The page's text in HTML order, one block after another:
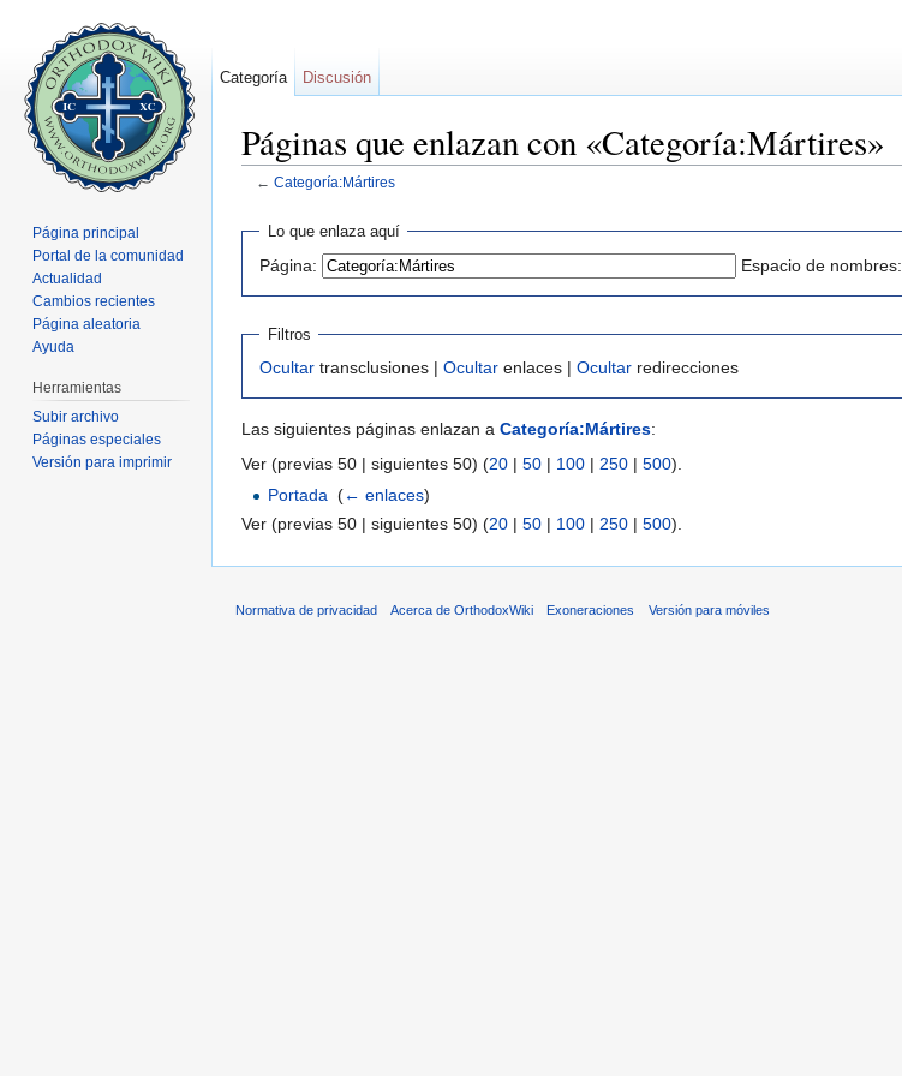
Páginas que enlazan con «Categoría:Mártires»
← Categoría:Mártires
Lo que enlaza aquí
Página: Espacio de nombres:
Filtros
Ocultar transclusiones | Ocultar enlaces | Ocultar redirecciones
Las siguientes páginas enlazan a Categoría:Mártires:
Ver (previas 50 | siguientes 50) (20 | 50 | 100 | 250 | 500).
Portada ‎(← enlaces)
Ver (previas 50 | siguientes 50) (20 | 50 | 100 | 250 | 500).
Categoría Discusión
Página principal
Portal de la comunidad
Actualidad
Cambios recientes
Página aleatoria
Ayuda
Herramientas
Subir archivo
Páginas especiales
Versión para imprimir
Normativa de privacidad Acerca de OrthodoxWiki Exoneraciones Versión para móviles